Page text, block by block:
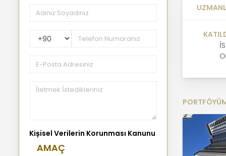
PhoneNumberCountryPhoneCode
Kişisel Verilerin Korunması Kanunu
AMAÇ